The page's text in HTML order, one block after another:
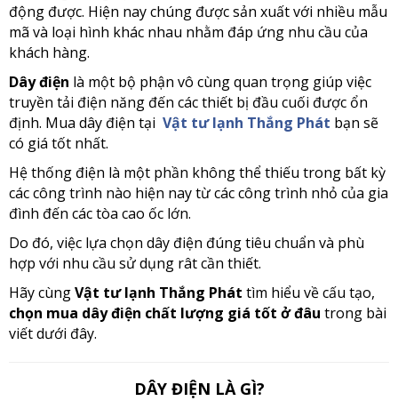
động được. Hiện nay chúng được sản xuất với nhiều mẫu
mã và loại hình khác nhau nhằm đáp ứng nhu cầu của
khách hàng.
Dây điện là một bộ phận vô cùng quan trọng giúp việc
truyền tải điện năng đến các thiết bị đầu cuối được ổn
định. Mua dây điện tại Vật tư lạnh Thắng Phát bạn sẽ
có giá tốt nhất.
Hệ thống điện là một phần không thể thiếu trong bất kỳ
các công trình nào hiện nay từ các công trình nhỏ của gia
đình đến các tòa cao ốc lớn.
Do đó, việc lựa chọn dây điện đúng tiêu chuẩn và phù
hợp với nhu cầu sử dụng rât cần thiết.
Hãy cùngVật tư lạnh Thắng Phát tìm hiểu về cấu tạo,
chọn mua dây điện chất lượng giá tốt ở đâu trong bài
viết dưới đây.
DÂY ĐIỆN LÀ GÌ?